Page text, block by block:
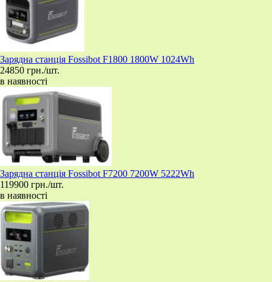
Зарядна станція Fossibot F1800 1800W 1024Wh
24850 грн./шт.
в наявності
Зарядна станція Fossibot F7200 7200W 5222Wh
119900 грн./шт.
в наявності